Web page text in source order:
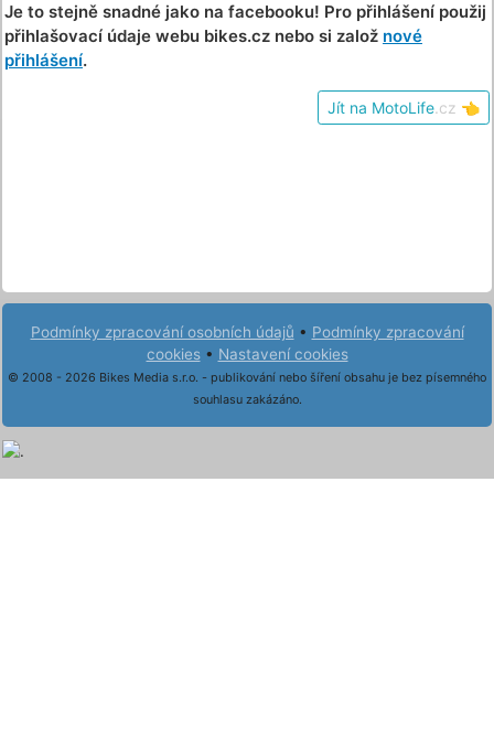
Je to stejně snadné jako na facebooku! Pro přihlášení použij
přihlašovací údaje webu bikes.cz nebo si založ nové
přihlášení.
Jít na MotoLife .cz 👈
Podmínky zpracování osobních údajů • Podmínky zpracování
cookies• Nastavení cookies
© 2008 - 2026 Bikes Media s.r.o. - publikování nebo šíření obsahu je bez písemného
souhlasu zakázáno.